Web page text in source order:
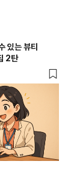
있는 뷰티
2탄